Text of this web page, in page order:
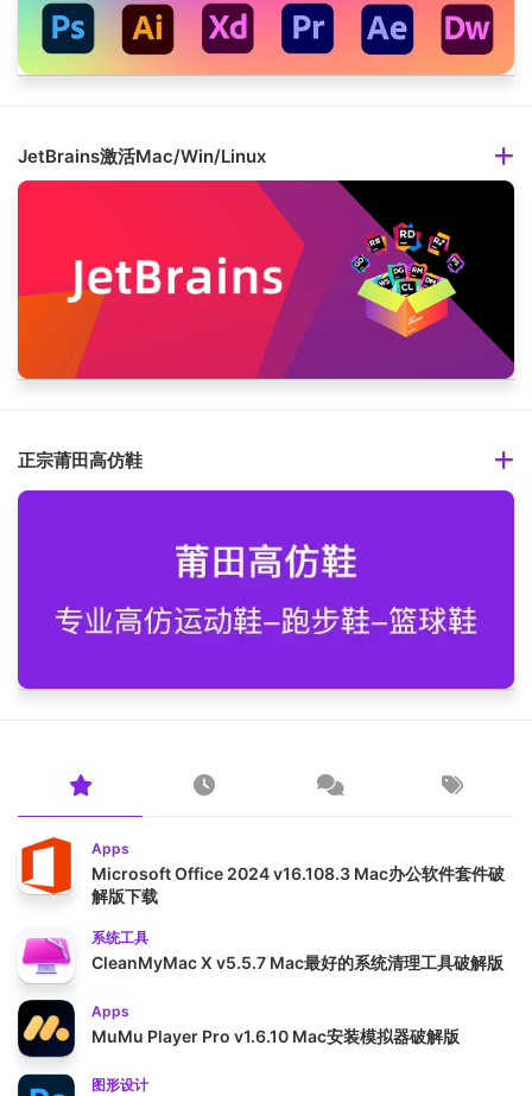
JetBrains激活Mac/Win/Linux
正宗莆田高仿鞋
Apps
Microsoft Office 2024 v16.108.3 Mac办公软件套件破
解版下载
系统工具
CleanMyMac X v5.5.7 Mac最好的系统清理工具破解版
Apps
MuMu Player Pro v1.6.10 Mac安装模拟器破解版
图形设计